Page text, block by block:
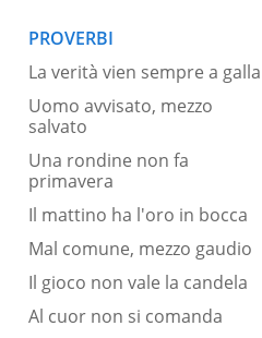
PROVERBI
La verità vien sempre a galla
Uomo avvisato, mezzo
salvato
Una rondine non fa
primavera
Il mattino ha l'oro in bocca
Mal comune, mezzo gaudio
Il gioco non vale la candela
Al cuor non si comanda